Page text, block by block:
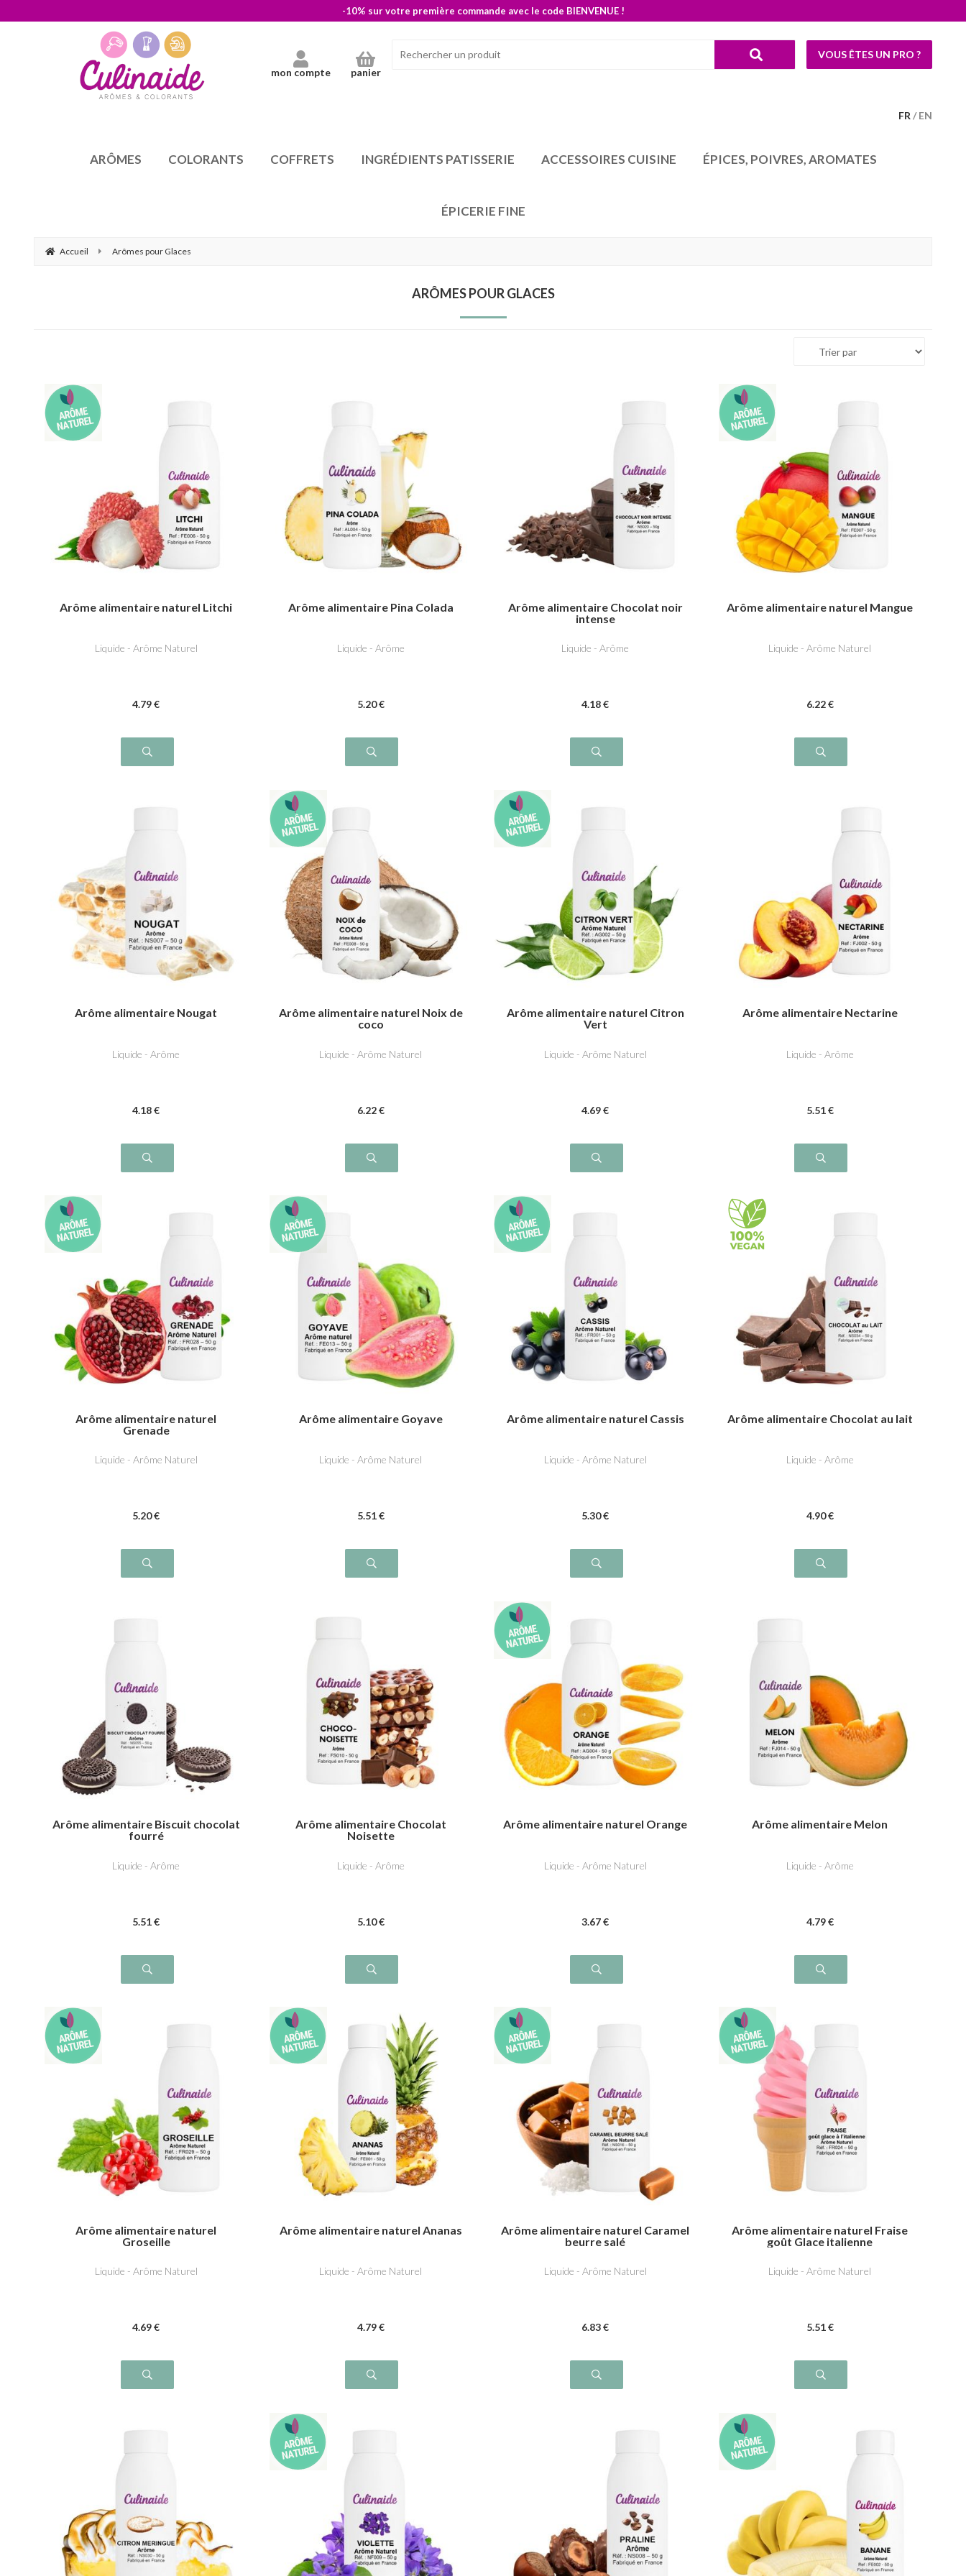
-10% sur votre première commande avec le code BIENVENUE !
FR EN
mon compte panier
VOUS ÊTES UN PRO ?
ARÔMES COLORANTS COFFRETS INGRÉDIENTS PATISSERIE ACCESSOIRES CUISINE ÉPICES, POIVRES, AROMATES
ÉPICERIE FINE
Accueil Arômes pour Glaces
ARÔMES POUR GLACES
Arôme alimentaire naturel Litchi
Liquide - Arôme Naturel
4.79€
Arôme alimentaire Pina Colada
Liquide - Arôme
5.20€
Arôme alimentaire Chocolat noir
intense
Liquide - Arôme
4.18€
Arôme alimentaire naturel Mangue
Liquide - Arôme Naturel
6.22€
Arôme alimentaire Nougat
Liquide - Arôme
4.18€
Arôme alimentaire naturel Noix de
coco
Liquide - Arôme Naturel
6.22€
Arôme alimentaire naturel Citron
Vert
Liquide - Arôme Naturel
4.69€
Arôme alimentaire Nectarine
Liquide - Arôme
5.51€
Arôme alimentaire naturel
Grenade
Liquide - Arôme Naturel
5.20€
Arôme alimentaire Goyave
Liquide - Arôme Naturel
5.51€
Arôme alimentaire naturel Cassis
Liquide - Arôme Naturel
5.30€
Arôme alimentaire Chocolat au lait
Liquide - Arôme
4.90€
Arôme alimentaire Biscuit chocolat
fourré
Liquide - Arôme
5.51€
Arôme alimentaire Chocolat
Noisette
Liquide - Arôme
5.10€
Arôme alimentaire naturel Orange
Liquide - Arôme Naturel
3.67€
Arôme alimentaire Melon
Liquide - Arôme
4.79€
Arôme alimentaire naturel
Groseille
Liquide - Arôme Naturel
4.69€
Arôme alimentaire naturel Ananas
Liquide - Arôme Naturel
4.79€
Arôme alimentaire naturel Caramel
beurre salé
Liquide - Arôme Naturel
6.83€
Arôme alimentaire naturel Fraise
goût Glace italienne
Liquide - Arôme Naturel
5.51€